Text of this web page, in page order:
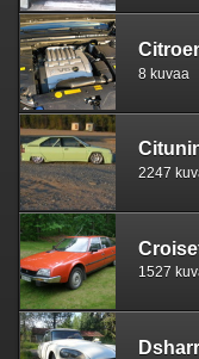
8 kuvaa
2247
1527